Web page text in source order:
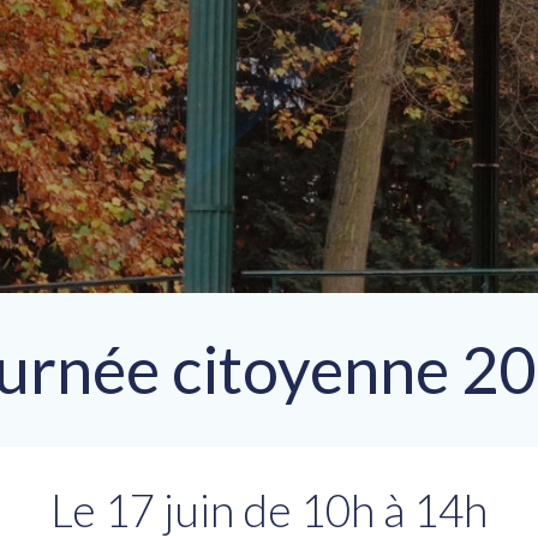
citoyenne
Le 17 juin de 10h à 14h